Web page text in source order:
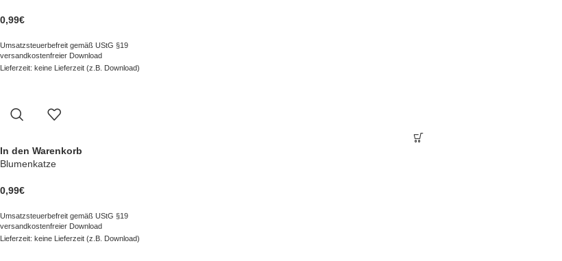
0,99€
Umsatzsteuerbefreit gemäß UStG §19
versandkostenfreier Download
Lieferzeit: keine Lieferzeit (z.B. Download)
In den Warenkorb
Blumenkatze
0,99€
Umsatzsteuerbefreit gemäß UStG §19
versandkostenfreier Download
Lieferzeit: keine Lieferzeit (z.B. Download)